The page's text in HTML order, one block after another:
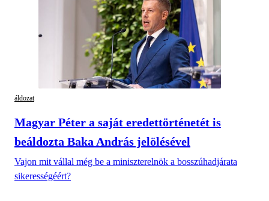
áldozat
Magyar Péter a saját eredettörténetét is
beáldozta Baka András jelölésével
Vajon mit vállal még be a miniszterelnök a bosszúhadjárata
sikerességéért?